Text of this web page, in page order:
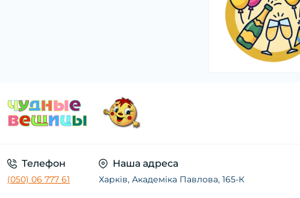
Телефон
(050) 06 777 61
Наша адреса
Харків, Академіка Павлова, 165-К